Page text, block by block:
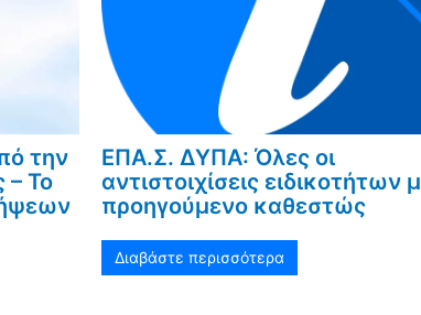
την
– Το
ΕΠΑ.Σ. ΔΥΠΑ: Όλες οι
αντιστοιχίσεις ειδικοτήτων
προηγούμενο καθεστώς
Διαβάστε περισσότερα